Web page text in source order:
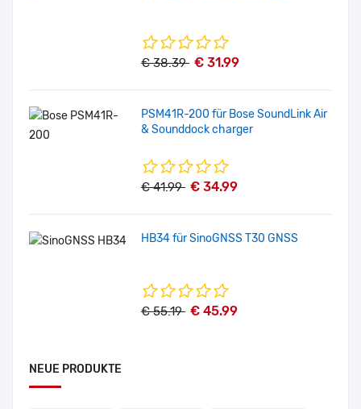
€ 38.39 € 31.99
PSM41R-200 für Bose SoundLink Air
& Sounddock charger
€ 41.99 € 34.99
HB34 für SinoGNSS T30 GNSS
€ 55.19 € 45.99
NEUE PRODUKTE